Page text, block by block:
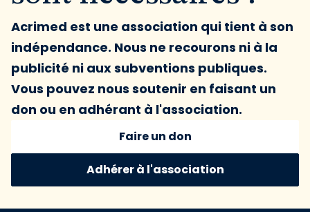
Acrimed est une association qui tient à son
indépendance. Nous ne recourons ni à la
publicité ni aux subventions publiques.
Vous pouvez nous soutenir en faisant un
don ou en adhérant à l'association.
Faire un don
Adhérer à l'association